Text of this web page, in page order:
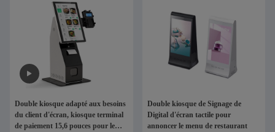
Double kiosque adapté aux besoins
du client d'écran, kiosque terminal
de paiement 15,6 pouces pour le
Double kiosque de Signage de
Digital d'écran tactile pour
annoncer le menu de restaurant